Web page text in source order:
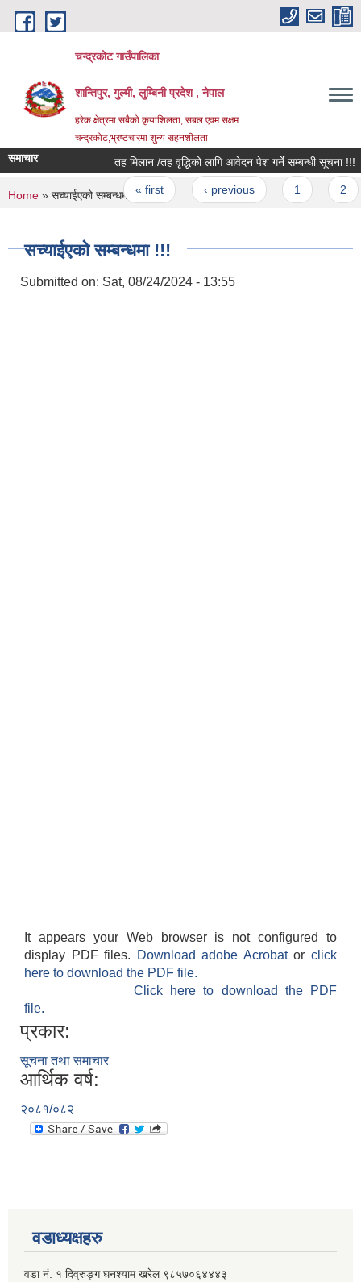
Skip to main content
चन्द्रकोट गाउँपालिका
शान्तिपुर, गुल्मी, लुम्बिनी प्रदेश , नेपाल
हरेक क्षेत्रमा सबैको कृयाशिलता, सबल एवम सक्षम
चन्द्रकोट,भ्रष्टचारमा शुन्य सहनशीलता
समाचार तह मिलान /तह वृद्धिको लागि आवेदन पेश गर्ने सम्बन्धी सूचना !!!
Pages
« first ‹ previous
You are here
Home » सच्याईएको सम्बन्धमा !!!
सच्याईएको सम्बन्धमा !!!
Submitted on: Sat, 08/24/2024 - 13:55
It appears your Web browser is not configured to
display PDF files.
Download adobe Acrobatorclick
here to download the PDF file.
Click here to download the PDF
file.
प्रकार:
सूचना तथा समाचार
आर्थिक वर्ष:
२०८१/०८२
वडाध्यक्षहरु
वडा नं. १ दिव्रुङ्ग घनश्याम खरेल ९८५७०६४४४३